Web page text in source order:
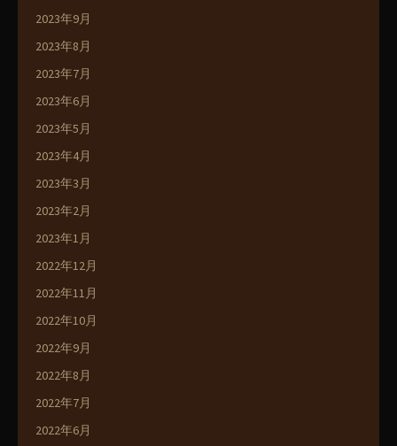
2023年9月
2023年8月
2023年7月
2023年6月
2023年5月
2023年4月
2023年3月
2023年2月
2023年1月
2022年12月
2022年11月
2022年10月
2022年9月
2022年8月
2022年7月
2022年6月